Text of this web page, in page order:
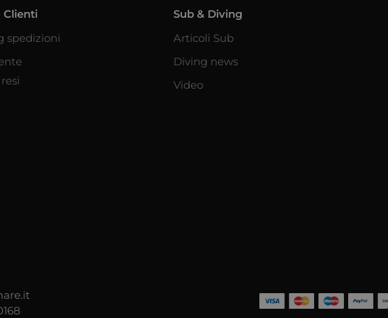
Clienti
spedizioni
Sub & Diving
Articoli Sub
Diving news
Video